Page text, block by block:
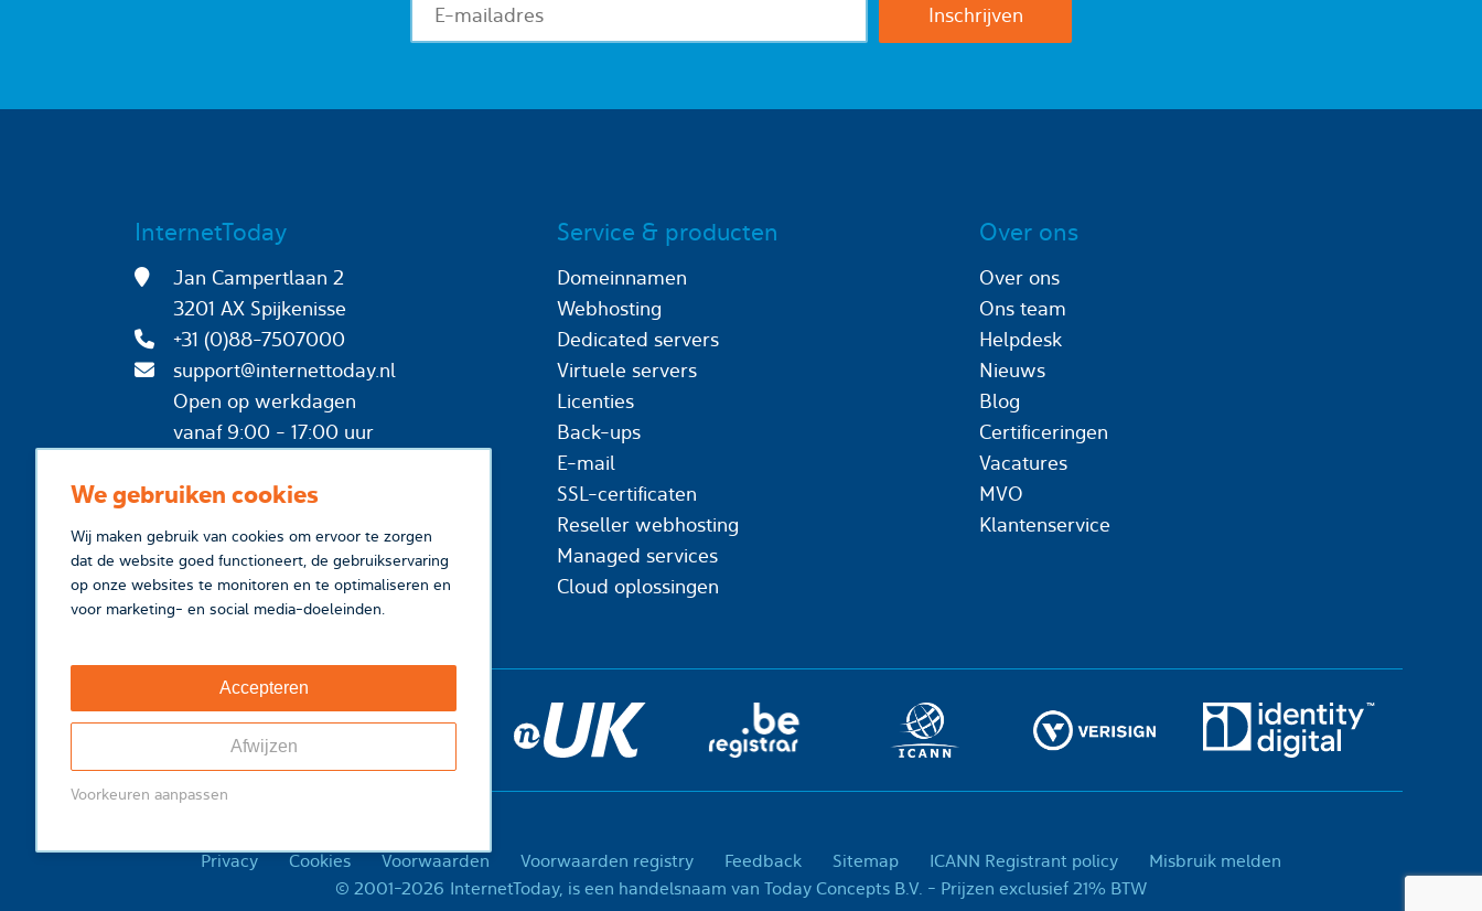
We gebruiken cookies
Wij maken gebruik van cookies om ervoor te zorgen
dat de website goed functioneert, de gebruikservaring
op onze websites te monitoren en te optimaliseren en
voor marketing- en social media-doeleinden.
Accepteren
Afwijzen
Voorkeuren aanpassen
InternetToday
Jan Campertlaan 2
3201 AX Spijkenisse
+31 (0)88-7507000
support@internettoday.nl
Open op werkdagen
vanaf 9:00 - 17:00 uur
Service & producten
Domeinnamen
Webhosting
Dedicated servers
Virtuele servers
Licenties
Back-ups
E-mail
SSL-certificaten
Reseller webhosting
Managed services
Cloud oplossingen
Over ons
Over ons
Ons team
Helpdesk
Nieuws
Blog
Certificeringen
Vacatures
MVO
Klantenservice
Privacy Cookies Voorwaarden Voorwaarden registry Feedback Sitemap ICANN Registrant policy
Misbruik melden
© 2001-2026 InternetToday, is een handelsnaam van Today Concepts B.V. - Prijzen exclusief 21% BTW